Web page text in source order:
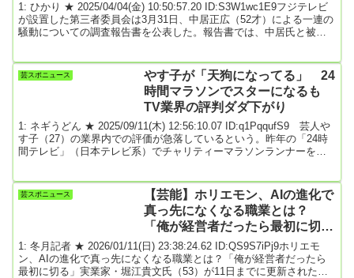
1: ひかり ★ 2025/04/04(金) 10:50:57.20 ID:S3W1wc1E9フジテレビ
が設置した第三者委員会は3月31日、中居正広（52才）による一連の
騒動についての調査報告書を公表した。報告書では、中居氏と被害
じの工作”も明らかになった。邪な裏の顔が知られることとなった中
居の今後はいったいどうなるのか──。【全3回の第3回】《こんなお
芸スポニュース
やす子が「天狗になってる」 24
時間マラソンでスターになるも
TV業界の評判ダダ下がり
1: ネギうどん ★ 2025/09/11(木) 12:56:10.07 ID:q1PqqufS9 芸人や
す子（27）の業界内での評価が急落しているという。昨年の「24時
間テレビ」（日本テレビ系）でチャリティーマラソンランナーを務
のキャスティングを担当するプロデューサーが耳打ちする。「昨年
から今年8月にかけて、計300本以上の番組に出演し、大人気のやす
子だったが…秋以降減少傾向...
芸スポニュース
【芸能】ホリエモン、AIの進化で
真っ先になくなる職業とは？
「俺が経営者だったら最初に切
る」
1: 冬月記者 ★ 2026/01/11(日) 23:38:24.62 ID:QS9S7iPj9ホリエモ
ン、AIの進化で真っ先になくなる職業とは？「俺が経営者だったら
最初に切る」実業家・堀江貴文氏（53）が11日までに更新された